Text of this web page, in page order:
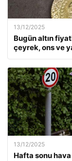
13/12/2025
Bugün altın
çeyrek, ons ve
13/12/2025
Hafta sonu